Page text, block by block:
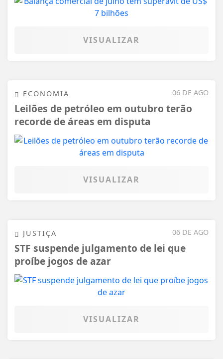
VISUALIZAR
06 DE AGO
ECONOMIA
Leilões de petróleo em outubro terão
recorde de áreas em disputa
VISUALIZAR
06 DE AGO
JUSTIÇA
STF suspende julgamento de lei que
proíbe jogos de azar
VISUALIZAR